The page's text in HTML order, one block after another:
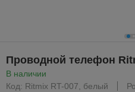
Проводной телефон
В наличии
Код: Ritmix RT-007, белый